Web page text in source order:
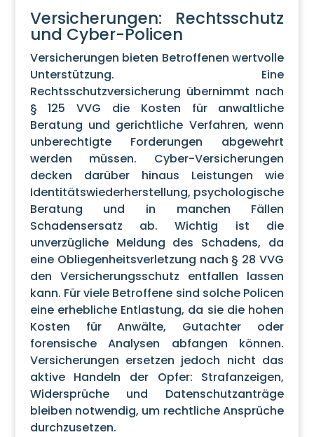
Versicherungen: Rechtsschutz
und Cyber-Policen
Versicherungen bieten Betroffenen wertvolle
Unterstützung. Eine
Rechtsschutzversicherung übernimmt nach
§ 125 VVG die Kosten für anwaltliche
Beratung und gerichtliche Verfahren, wenn
unberechtigte Forderungen abgewehrt
werden müssen. Cyber-Versicherungen
decken darüber hinaus Leistungen wie
Identitätswiederherstellung, psychologische
Beratung und in manchen Fällen
Schadensersatz ab. Wichtig ist die
unverzügliche Meldung des Schadens, da
eine Obliegenheitsverletzung nach § 28 VVG
den Versicherungsschutz entfallen lassen
kann. Für viele Betroffene sind solche Policen
eine erhebliche Entlastung, da sie die hohen
Kosten für Anwälte, Gutachter oder
forensische Analysen abfangen können.
Versicherungen ersetzen jedoch nicht das
aktive Handeln der Opfer: Strafanzeigen,
Widersprüche und Datenschutzanträge
bleiben notwendig, um rechtliche Ansprüche
durchzusetzen.